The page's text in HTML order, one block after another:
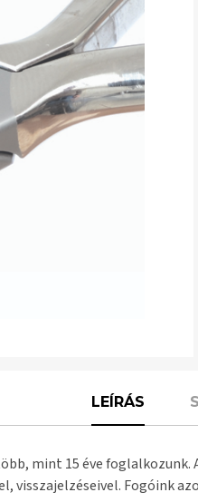
LEÍRÁS
mint 15 éve
Fogóink